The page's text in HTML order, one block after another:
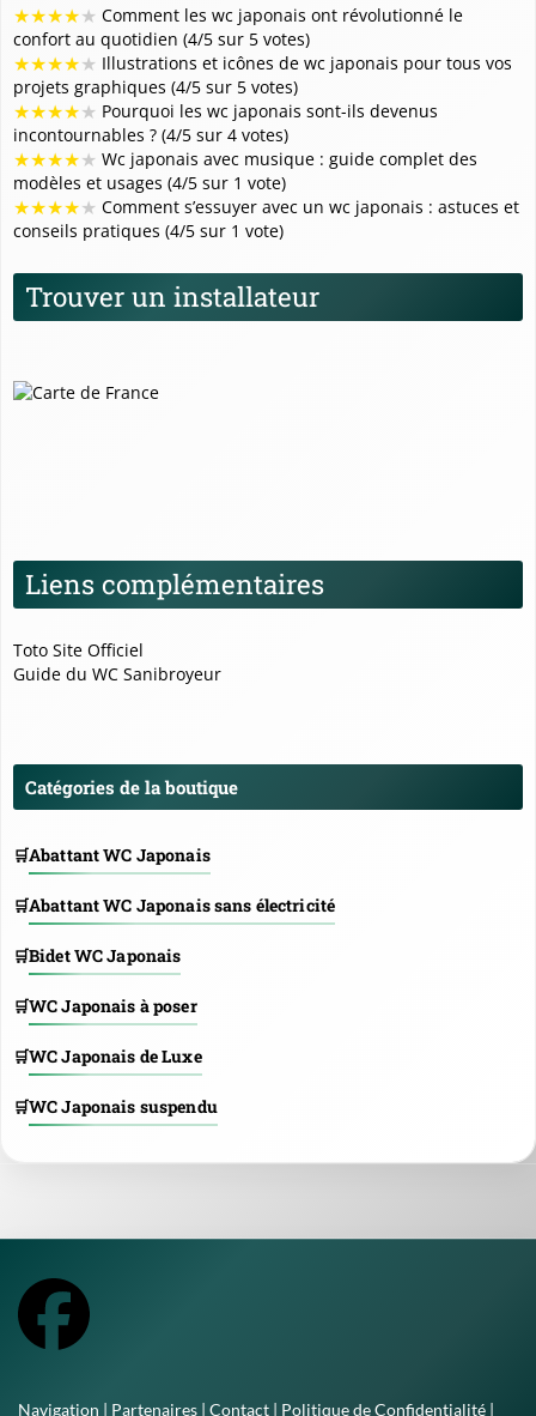
★★★★★ Comment les wc japonais ont révolutionné le
confort au quotidien (4/5 sur 5 votes)
★★★★★ Illustrations et icônes de wc japonais pour tous vos
projets graphiques (4/5 sur 5 votes)
★★★★★ Pourquoi les wc japonais sont-ils devenus
incontournables ? (4/5 sur 4 votes)
★★★★★ Wc japonais avec musique : guide complet des
modèles et usages (4/5 sur 1 vote)
★★★★★ Comment s’essuyer avec un wc japonais : astuces et
conseils pratiques (4/5 sur 1 vote)
Trouver un installateur
Liens complémentaires
Toto Site Officiel
Guide du WC Sanibroyeur
Catégories de la boutique
Abattant WC Japonais
Abattant WC Japonais sans électricité
Bidet WC Japonais
WC Japonais à poser
WC Japonais de Luxe
WC Japonais suspendu
Navigation | Partenaires | Contact | Politique de Confidentialité |